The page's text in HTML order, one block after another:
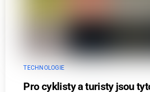
TECHNOLOGIE
Pro cyklisty a turisty jsou